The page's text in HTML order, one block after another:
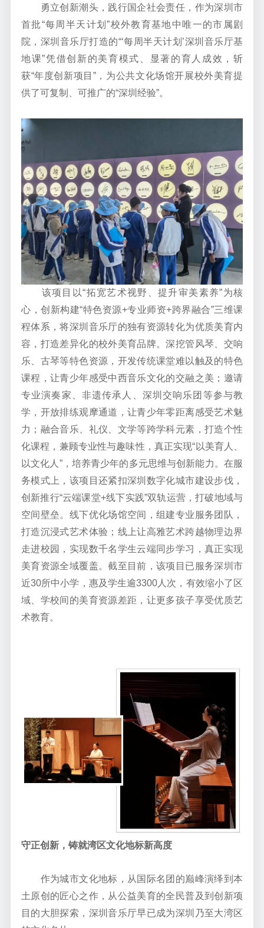
勇立创新潮头，践行国企社会责任， 作为深圳市
首批“每周半天计划”校外教育基地中唯一的市属剧
院 ，深圳音乐厅打造的“‘每周半天计划 ’深圳音乐厅基
地课”凭借创新的美育模式、显著的育人成效，斩
获“年度创新项目 ”，为公共文化场馆开展校外美育提
供了可复制、可推广的“深圳经验”。
该项目以“拓宽艺术视野、提升审美素养”为核
心，创新构建“特色资源+专业师资+跨界融合”三维课
程体系，将深圳音乐厅的独有资源转化为优质美育内
容，打造差异化的校外美育品牌。深挖管风琴、交响
乐、古琴等特色资源，开发传统课堂难以触及的特色
课程，让青少年感受中西音乐文化的交融之美；邀请
专业演奏家、非遗传承人、深圳交响乐团等参与教
学，开放排练观摩通道，让青少年零距离感受艺术魅
力；融合音乐、礼仪、文学等跨学科元素，打造个性
化课程 ， 兼顾专业性与趣味性，真正实现“ 以美育人、
以文化人 ”，培养青少年的多元思维与创新能力。在服
务模式上，该项目还紧扣深圳数字化城市建设步伐，
创新推行“云端课堂+线下实践”双轨运营，打破地域与
空间壁垒。线下优化场馆空间，组建专业服务团队，
打造沉浸式艺术体验；线上让高雅艺术跨越物理边界
走进校园，实现数千名学生云端同步学习，真正实现
美育资源全域覆盖。截至 目前 ，该项目已服务深圳市
近30所中小学，惠及学生逾3300 人次，有效缩小了区
域、学校间的美育资源差距，让更多孩子享受优质艺
术教育。
守正创新，铸就湾区文化地标新高度
作为城市文化地标，从国际名团的巅峰演绎到本
土原创的匠心之作，从公益美育的全民普及到创新项
目的大胆探索，深圳音乐厅早已成为深圳乃至大湾区